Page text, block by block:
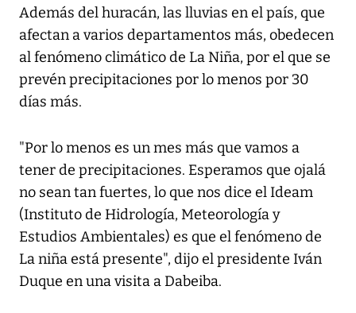
Además del huracán, las lluvias en el país, que
afectan a varios departamentos más, obedecen
al fenómeno climático de La Niña, por el que se
prevén precipitaciones por lo menos por 30
días más.
"Por lo menos es un mes más que vamos a
tener de precipitaciones. Esperamos que ojalá
no sean tan fuertes, lo que nos dice el Ideam
(Instituto de Hidrología, Meteorología y
Estudios Ambientales) es que el fenómeno de
La niña está presente", dijo el presidente Iván
Duque en una visita a Dabeiba.